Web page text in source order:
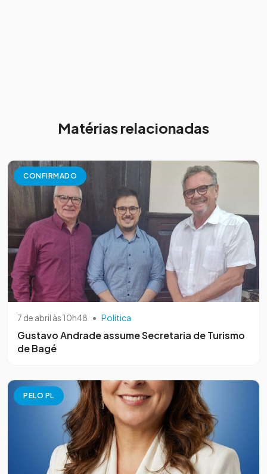
Matérias relacionadas
CONFIRMADO
7 de abril às 10h48 • Política
Gustavo Andrade assume Secretaria de Turismo
de Bagé
PELO PL